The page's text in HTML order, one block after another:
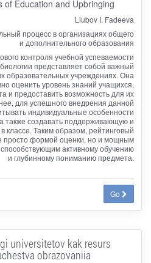
of Education and Upbringing
Liubov I. Fadeeva
процесс в организациях общего
и дополнительного образования
контроля учебной успеваемости
представляет собой важный
образовательных учреждениях. Она
оценить уровень знаний учащихся,
и предоставить возможность для их
для успешного внедрения данной
индивидуальные особенности
также создавать поддерживающую и
Таким образом, рейтинговый
просто формой оценки, но и мощным
активному обучению
и глубинному пониманию предмета.
Go
universitetov kak resurs
obrazovaniia